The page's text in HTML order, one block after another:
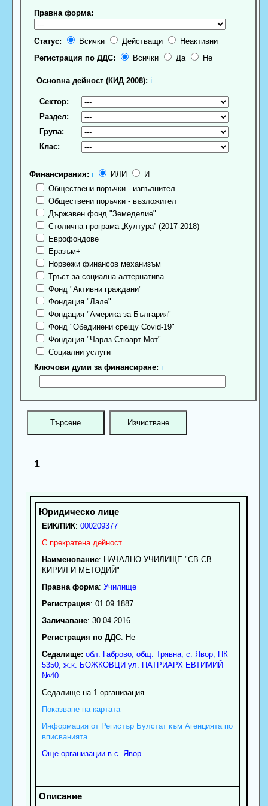
Правна форма:
Статус: Всички Действащи
Неактивни
Регистрация по ДДС:
Всички Да Не
Основна дейност (КИД 2008): ℹ
Сектор:
Раздел:
Група:
Клас:
Финансирания: ℹ ИЛИ
И
Обществени поръчки - изпълнител
Обществени поръчки - възложител
Държавен фонд "Земеделие"
Столична програма „Култура” (2017-2018)
Еврофондове
Еразъм+
Норвежи финансов механизъм
Тръст за социална алтернатива
Фонд "Активни граждани"
Фондация "Лале"
Фондация "Америка за България"
Фонд "Обединени срещу Covid-19"
Фондация "Чарлз Стюарт Мот"
Социални услуги
Ключови думи за финансиране: ℹ
1
ЕИК/ПИК: 000209377
С прекратена дейност
Наименование: НАЧАЛНО УЧИЛИЩЕ "СВ.СВ.
КИРИЛ И МЕТОДИЙ"
Правна форма: Училище
Регистрация: 01.09.1887
Заличаване: 30.04.2016
Регистрация по ДДС: Нe
Седалище: обл. Габрово, общ. Трявна, с. Явор, ПК
5350, ж.к. БОЖКОВЦИ ул. ПАТРИАРХ ЕВТИМИЙ
№40
Седалище на 1 организация
Показване на картата
Информация от Регистър Булстат към Агенцията по
вписванията
Още организации в с. Явор